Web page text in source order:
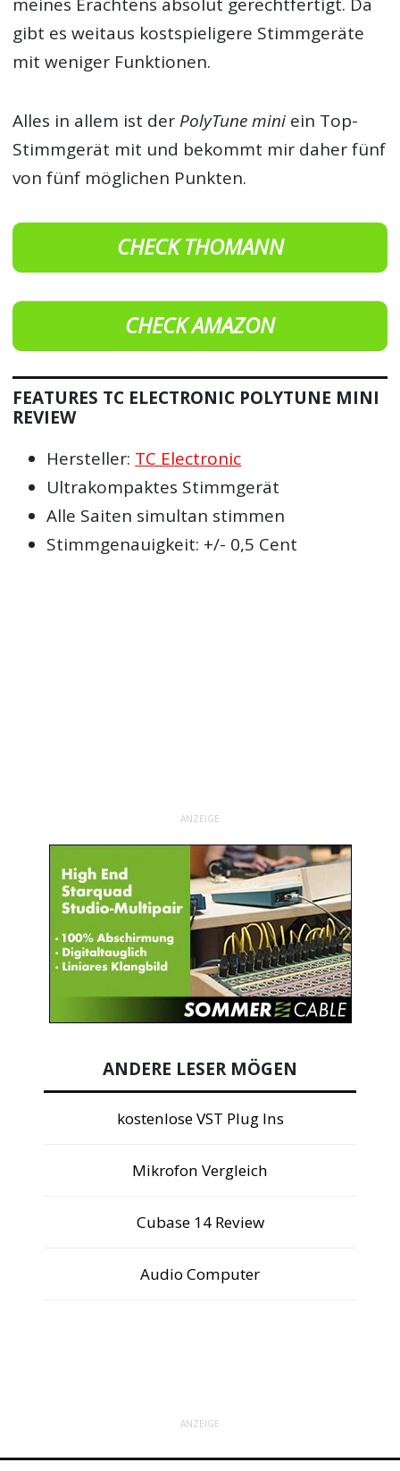
gibt es weitaus kostspieligere Stimmgeräte
mit weniger Funktionen.
Alles in allem ist der PolyTune mini ein Top-
Stimmgerät mit und bekommt mir daher fünf
von fünf möglichen Punkten.
CHECK THOMANN
CHECK AMAZON
FEATURES TC ELECTRONIC POLYTUNE MINI
REVIEW
Hersteller: TC Electronic
Ultrakompaktes Stimmgerät
Alle Saiten simultan stimmen
Stimmgenauigkeit: +/- 0,5 Cent
ANZEIGE
ANDERE LESER MÖGEN
kostenlose VST Plug Ins
Mikrofon Vergleich
Cubase 14 Review
Audio Computer
ANZEIGE